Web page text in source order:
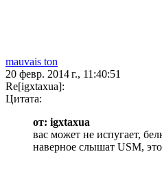
mauvais ton
20 февр. 2014 г., 11:40:51
Re[igxtaxua]:
Цитата:
от: igxtaxua
вас может не испугает,
наверное слышат USM,